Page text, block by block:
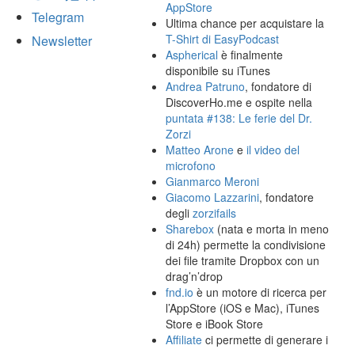
Telegram
Newsletter
AppStore
Ultima chance per acquistare la
T-Shirt di EasyPodcast
Aspherical è finalmente
disponibile su iTunes
Andrea Patruno, fondatore di
DiscoverHo.me e ospite nella
puntata #138: Le ferie del Dr.
Zorzi
Matteo Arone eil video del
microfono
Gianmarco Meroni
Giacomo Lazzarini, fondatore
deglizorzifails
Sharebox (nata e morta in meno
di 24h) permette la condivisione
dei file tramite Dropbox con un
drag’n’drop
fnd.io è un motore di ricerca per
l’AppStore (iOS e Mac), iTunes
Store e iBook Store
Affiliate ci permette di generare i